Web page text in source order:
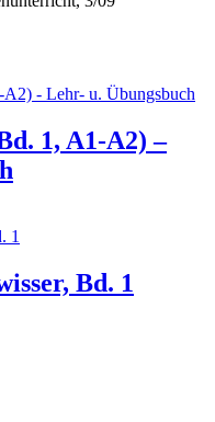
1, A1-A2) –
Bd. 1